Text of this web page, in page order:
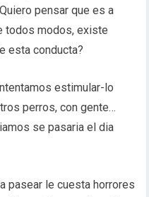
pensar que es a
todos modos, existe
esta conducta?
estimular-lo
perros, con gente…
se pasaria el dia
pasear le cuesta horrores